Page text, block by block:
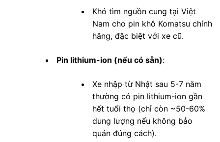
Khó tìm nguồn cung tại Việt
Nam cho pin khô Komatsu chính
hãng, đặc biệt với xe cũ.
Pin lithium-ion (nếu có sẵn):
Xe nhập từ Nhật sau 5-7 năm
thường có pin lithium-ion gần
hết tuổi thọ (chỉ còn ~50-60%
dung lượng nếu không bảo
quản đúng cách).